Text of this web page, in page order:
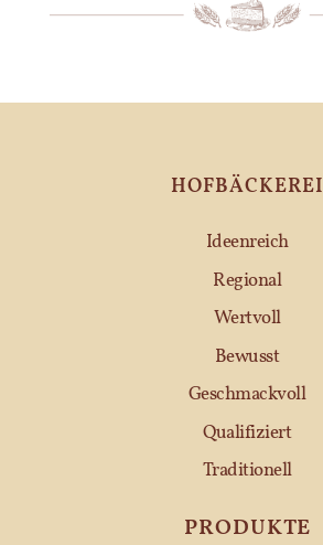
HOFBÄCKEREI
Ideenreich
Regional
Wertvoll
Bewusst
Geschmackvoll
Qualifiziert
Traditionell
PRODUKTE